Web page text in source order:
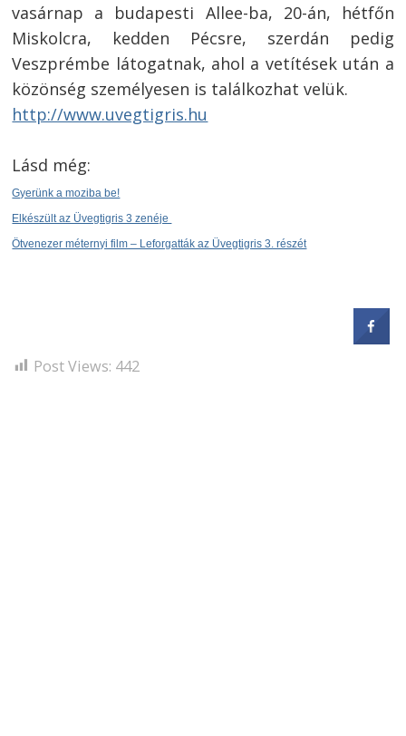
vasárnap a budapesti Allee-ba, 20-án, hétfőn
Miskolcra, kedden Pécsre, szerdán pedig
Veszprémbe látogatnak, ahol a vetítések után a
közönség személyesen is találkozhat velük.
http://www.uvegtigris.hu
Lásd még:
Gyerünk a moziba be!
Elkészült az Üvegtigris 3 zenéje
Ötvenezer méternyi film – Leforgatták az Üvegtigris 3. részét
Post Views: 442